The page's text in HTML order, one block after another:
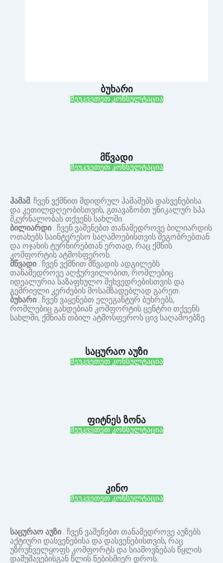
ბუხარი
შეუკვეთეთ კონსულტაცია
მწვადი
შეუკვეთეთ კონსულტაცია
ჰამამ. ჩვენ ვქმნით მდიდრულ ჰამამებს დასვენებისა
და კეთილდღეობისთვის, გთავაზობთ უნიკალურ სპა
მკურნალობას თქვენს სახლში.
ბილიარდი . ჩვენ ვაშენებთ თანამედროვე ბილიარდის
ოთახებს საინტერესო საღამოებისთვის მეგობრებთან
და ოჯახის ტურნირებთან ერთად, რაც ქმნის
კომფორტის ატმოსფეროს.
მწვადი . ჩვენ ვქმნით მწვადის ადგილებს
თანამედროვე აღჭურვილობით, რომლებიც
იდეალურია საზაფხულო შეხვედრებისთვის და
გემრიელი კერძების მოსამზადებლად გარეთ.
ბუხარი . ჩვენ ვაყენებთ ელეგანტურ ბუხრებს,
რომლებიც გახდებიან კომფორტის ცენტრი თქვენს
სახლში, ქმნიან თბილ ატმოსფეროს ცივ საღამოებზე.
საცურაო აუზი
შეუკვეთეთ კონსულტაცია
ფიტნეს ზონა
შეუკვეთეთ კონსულტაცია
კინო
შეუკვეთეთ კონსულტაცია
საცურაო აუზი . ჩვენ ვაშენებთ თანამედროვე აუზებს
აქტიური დასვენებისა და დასვენებისთვის, რაც
უზრუნველყოფს კომფორტს და სიამოვნებას წყლის
დამუშავებისგან წლის ნებისმიერ დროს.